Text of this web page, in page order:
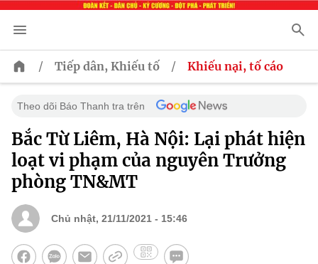
/ Tiếp dân, Khiếu tố / Khiếu nại, tố cáo
Theo dõi Báo Thanh tra trên
Bắc Từ Liêm, Hà Nội: Lại phát hiện
loạt vi phạm của nguyên Trưởng
phòng TN&MT
Chủ nhật, 21/11/2021 - 15:46